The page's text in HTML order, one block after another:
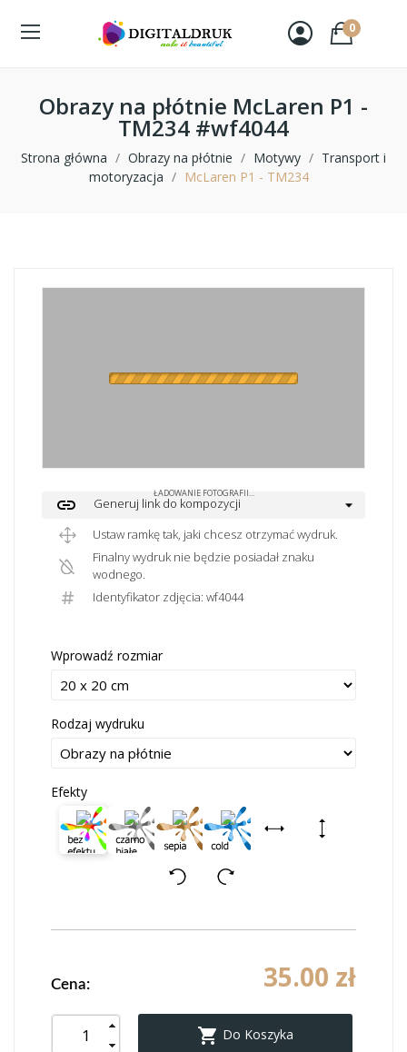
0
Obrazy na płótnie McLaren P1 -
TM234 #wf4044
Strona główna Obrazy na płótnie Motywy
Transport i
motoryzacja
McLaren P1 - TM234
ŁADOWANIE FOTOGRAFII...
link
Generuj link do kompozycji
Ustaw ramkę tak, jaki chcesz otrzymać wydruk.
Finalny wydruk nie będzie posiadał znaku
wodnego.
Identyfikator zdjęcia: wf4044
Wprowadź rozmiar
Rodzaj wydruku
Efekty
Cena: 35.00 zł
 Do Koszyka